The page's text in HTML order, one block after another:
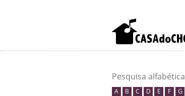
Pesquisa alfabética
A B C D E F G